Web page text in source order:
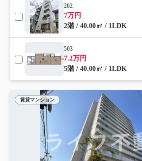
202
7万円
2階 / 40.00㎡ / 1LDK
503
7.2万円
5階 / 40.00㎡ / 1LDK
賃貸マンション